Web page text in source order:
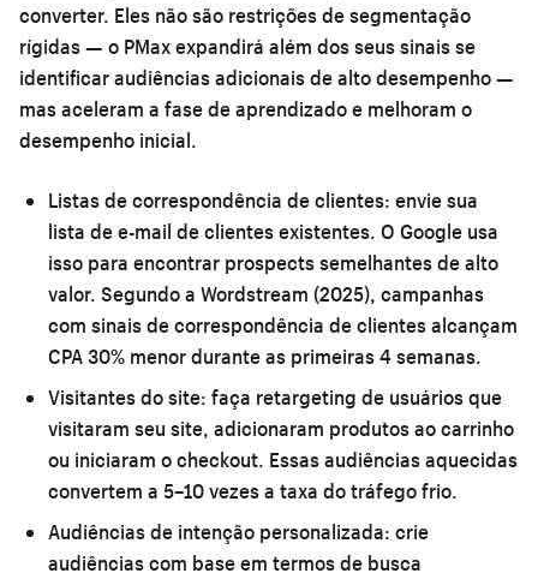
converter. Eles não são restrições de segmentação
rígidas — o PMax expandirá além dos seus sinais se
identificar audiências adicionais de alto desempenho —
mas aceleram a fase de aprendizado e melhoram o
desempenho inicial.
Listas de correspondência de clientes: envie sua
lista de e-mail de clientes existentes. O Google usa
isso para encontrar prospects semelhantes de alto
valor. Segundo a Wordstream (2025), campanhas
com sinais de correspondência de clientes alcançam
CPA 30% menor durante as primeiras 4 semanas.
Visitantes do site: faça retargeting de usuários que
visitaram seu site, adicionaram produtos ao carrinho
ou iniciaram o checkout. Essas audiências aquecidas
convertem a 5–10 vezes a taxa do tráfego frio.
Audiências de intenção personalizada: crie
audiências com base em termos de busca